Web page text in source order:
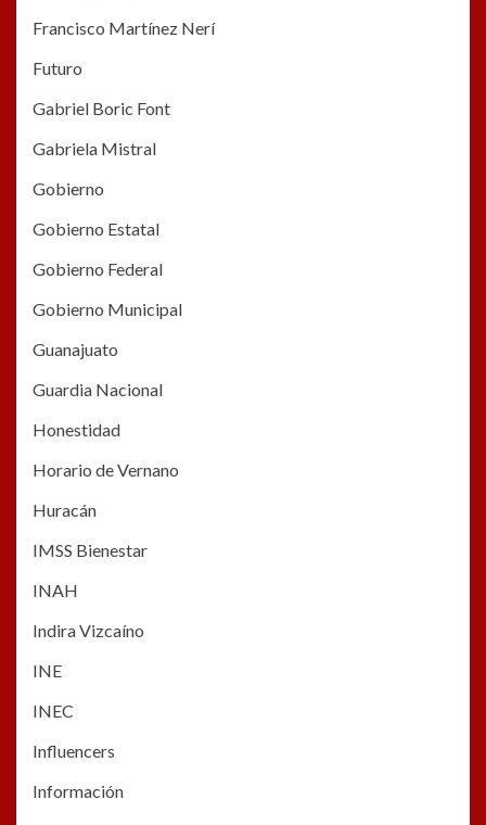
Francisco Martínez Nerí
Futuro
Gabriel Boric Font
Gabriela Mistral
Gobierno
Gobierno Estatal
Gobierno Federal
Gobierno Municipal
Guanajuato
Guardia Nacional
Honestidad
Horario de Vernano
Huracán
IMSS Bienestar
INAH
Indira Vizcaíno
INE
INEC
Influencers
Información